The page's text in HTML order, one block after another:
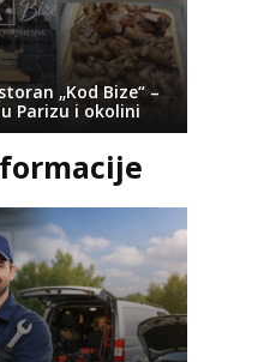
„Kod Bize“ –
Parizu i okolini